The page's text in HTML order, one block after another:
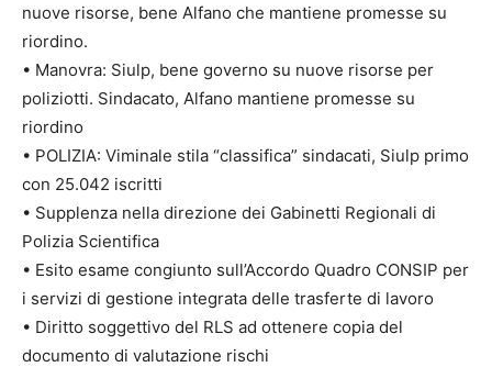
nuove risorse, bene Alfano che mantiene promesse su
riordino.
• Manovra: Siulp, bene governo su nuove risorse per
poliziotti. Sindacato, Alfano mantiene promesse su
riordino
• POLIZIA: Viminale stila “classifica” sindacati, Siulp primo
con 25.042 iscritti
• Supplenza nella direzione dei Gabinetti Regionali di
Polizia Scientifica
• Esito esame congiunto sull’Accordo Quadro CONSIP per
i servizi di gestione integrata delle trasferte di lavoro
• Diritto soggettivo del RLS ad ottenere copia del
documento di valutazione rischi